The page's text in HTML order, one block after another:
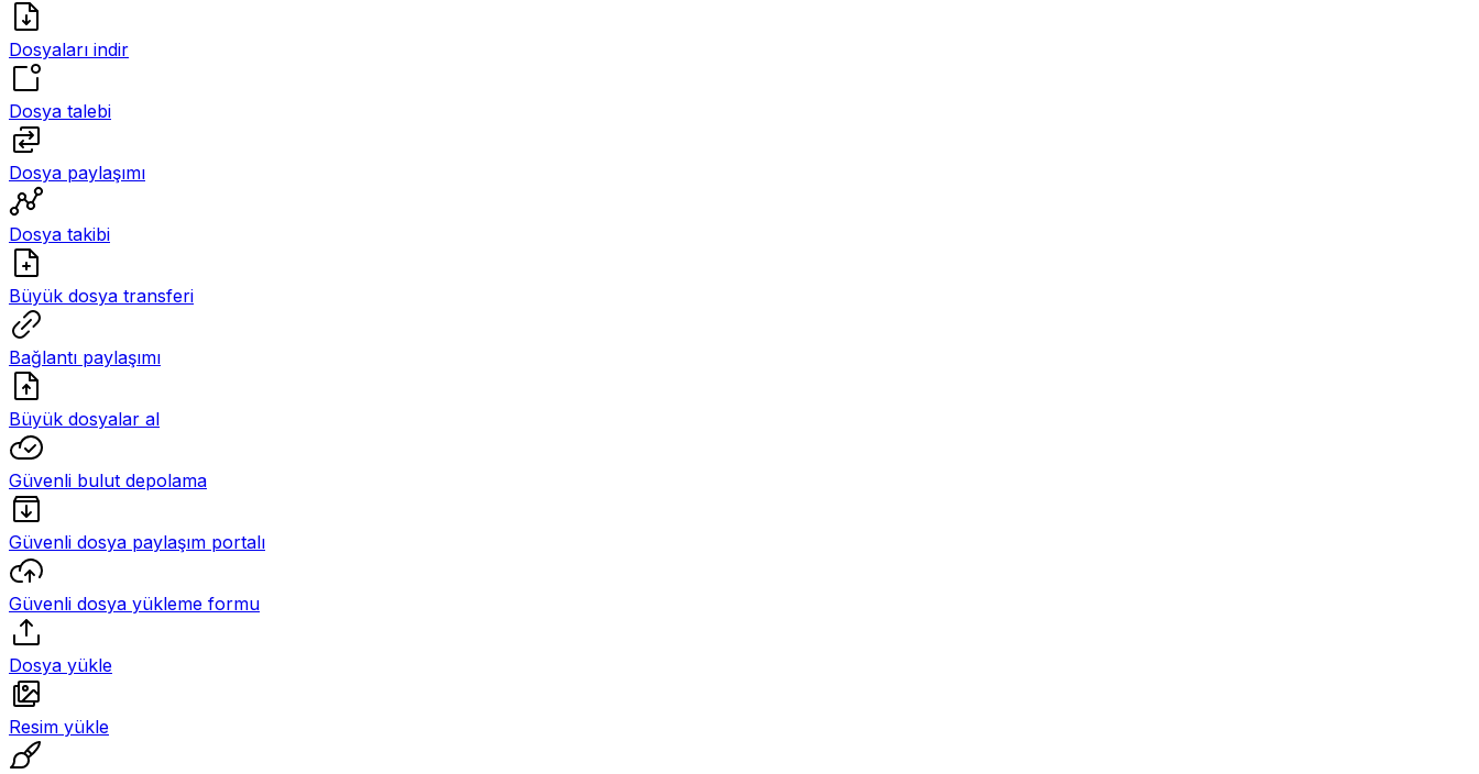
Dosyaları indir
Dosya talebi
Dosya paylaşımı
Dosya takibi
Büyük dosya transferi
Bağlantı paylaşımı
Büyük dosyalar al
Güvenli bulut depolama
Güvenli dosya paylaşım portalı
Güvenli dosya yükleme formu
Dosya yükle
Resim yükle